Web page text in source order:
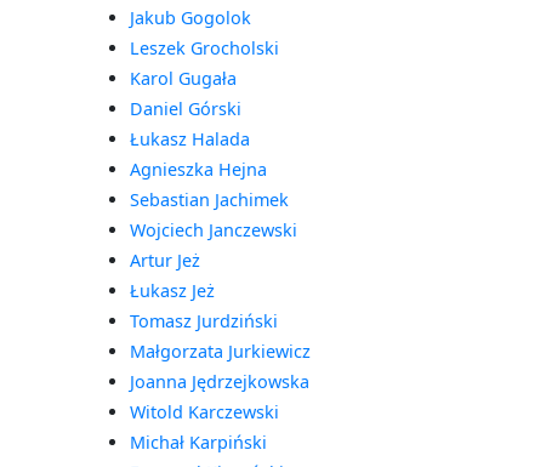
Jakub Gogolok
Leszek Grocholski
Karol Gugała
Daniel Górski
Łukasz Halada
Agnieszka Hejna
Sebastian Jachimek
Wojciech Janczewski
Artur Jeż
Łukasz Jeż
Tomasz Jurdziński
Małgorzata Jurkiewicz
Joanna Jędrzejkowska
Witold Karczewski
Michał Karpiński